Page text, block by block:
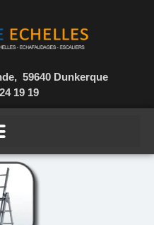
59640 Dunkerque
19 19